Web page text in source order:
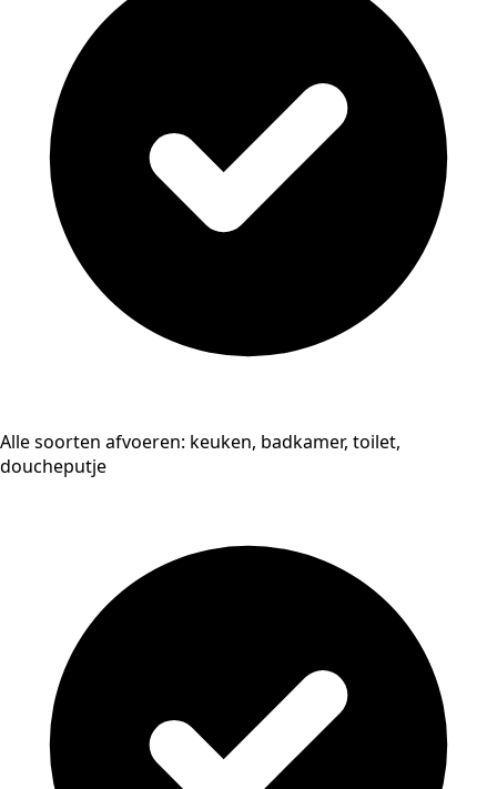
Alle soorten afvoeren: keuken, badkamer, toilet,
doucheputje